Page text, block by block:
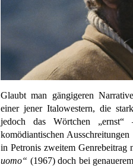
Glaubt man gängigeren
einer jener Italowestern, die
jedoch das Wörtchen
komödiantischen
in Petronis zweitem
uomo“ (1967) doch bei